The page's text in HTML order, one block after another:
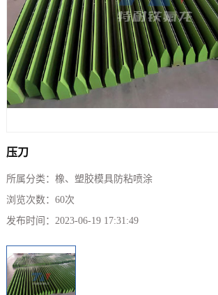
压刀
所属分类： 橡、塑胶模具防粘喷涂
浏览次数： 60次
发布时间： 2023-06-19 17:31:49